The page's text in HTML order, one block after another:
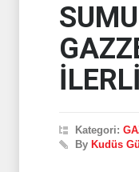
Kategori:
By Kudüs